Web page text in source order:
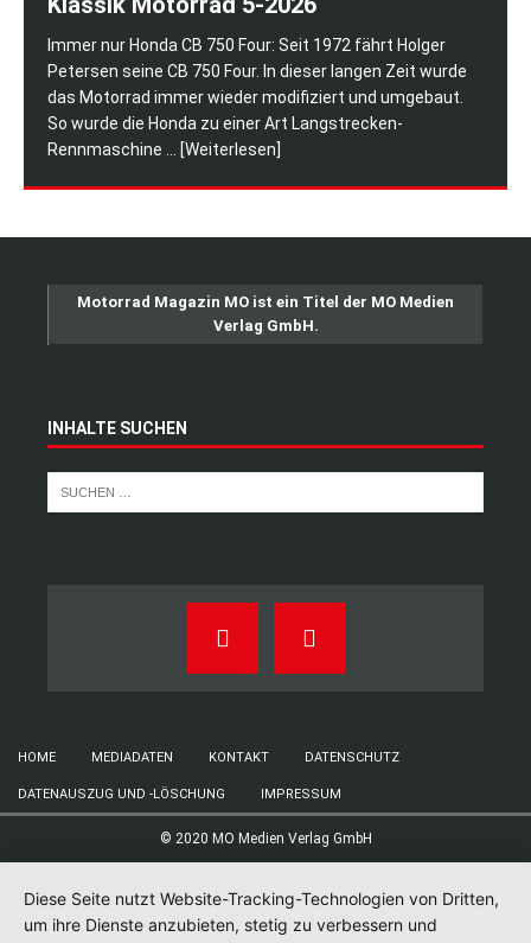
Immer nur Honda CB 750 Four: Seit 1972 fährt Holger
Petersen seine CB 750 Four. In dieser langen Zeit wurde
das Motorrad immer wieder modifiziert und umgebaut.
So wurde die Honda zu einer Art Langstrecken-
Rennmaschine
... [Weiterlesen]
Motorrad Magazin MO ist ein Titel der MO Medien
Verlag GmbH.
INHALTE SUCHEN
HOME MEDIADATEN KONTAKT DATENSCHUTZ
DATENAUSZUG UND -LÖSCHUNG IMPRESSUM
© 2020 MO Medien Verlag GmbH
Diese Seite nutzt Website-Tracking-Technologien von Dritten,
um ihre Dienste anzubieten, stetig zu verbessern und